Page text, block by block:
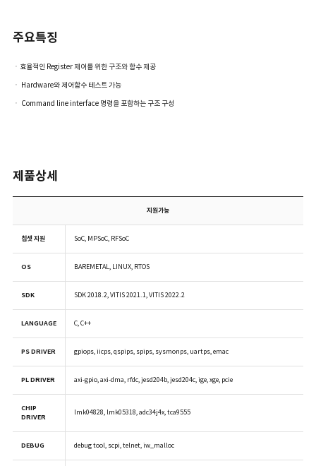
주요특징
ㆍ효율적인 Register 제어를 위한 구조와 함수 제공
ㆍ Hardware와 제어함수 테스트 가능
ㆍ Command line interface 명령을 포함하는 구조 구성
제품상세
지원가능
칩셋 지원 SoC, MPSoC, RFSoC
OS BAREMETAL, LINUX, RTOS
SDK SDK 2018.2, VITIS 2021.1, VITIS 2022.2
LANGUAGE C, C++
PS DRIVER gpiops, iicps, qspips, spips, sysmonps, uartps, emac
PL DRIVER axi-gpio, axi-dma, rfdc, jesd204b, jesd204c, ige, xge, pcie
CHIP
DRIVER
lmk04828, lmk05318, adc34j4x, tca9555
DEBUG debug tool, scpi, telnet, iw_malloc